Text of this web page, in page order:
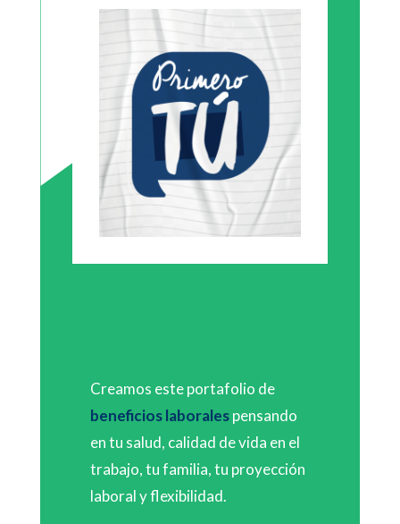
Creamos este portafolio de
beneficios laboralespensando
en tu salud, calidad de vida en el
trabajo, tu familia, tu proyección
laboral y flexibilidad.